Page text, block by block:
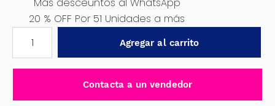
20 % OFF Por 51 Unidades a más
19PZS
Agregar al carrito
Contacta a un vendedor